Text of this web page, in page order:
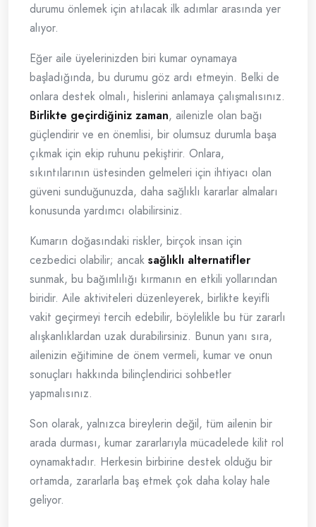
durumu önlemek için atılacak ilk adımlar arasında yer
alıyor.
Eğer aile üyelerinizden biri kumar oynamaya
başladığında, bu durumu göz ardı etmeyin. Belki de
onlara destek olmalı, hislerini anlamaya çalışmalısınız.
Birlikte geçirdiğiniz zaman, ailenizle olan bağı
güçlendirir ve en önemlisi, bir olumsuz durumla başa
çıkmak için ekip ruhunu pekiştirir. Onlara,
sıkıntılarının üstesinden gelmeleri için ihtiyacı olan
güveni sunduğunuzda, daha sağlıklı kararlar almaları
konusunda yardımcı olabilirsiniz.
Kumarın doğasındaki riskler, birçok insan için
cezbedici olabilir; ancak sağlıklı alternatifler
sunmak, bu bağımlılığı kırmanın en etkili yollarından
biridir. Aile aktiviteleri düzenleyerek, birlikte keyifli
vakit geçirmeyi tercih edebilir, böylelikle bu tür zararlı
alışkanlıklardan uzak durabilirsiniz. Bunun yanı sıra,
ailenizin eğitimine de önem vermeli, kumar ve onun
sonuçları hakkında bilinçlendirici sohbetler
yapmalısınız.
Son olarak, yalnızca bireylerin değil, tüm ailenin bir
arada durması, kumar zararlarıyla mücadelede kilit rol
oynamaktadır. Herkesin birbirine destek olduğu bir
ortamda, zararlarla baş etmek çok daha kolay hale
geliyor.